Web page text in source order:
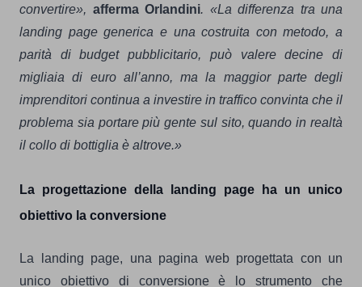
convertire», afferma Orlandini. «La differenza tra una
landing page generica e una costruita con metodo, a
parità di budget pubblicitario, può valere decine di
migliaia di euro all’anno, ma la maggior parte degli
imprenditori continua a investire in traffico convinta che il
problema sia portare più gente sul sito, quando in realtà
il collo di bottiglia è altrove.»
La progettazione della landing page ha un unico
obiettivo la conversione
La landing page, una pagina web progettata con un
unico obiettivo di conversione è lo strumento che